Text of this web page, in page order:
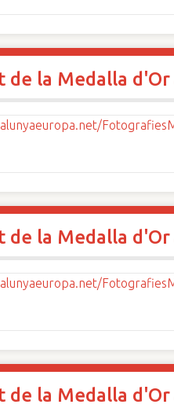
la Medalla d'Or
la Medalla d'Or
la Medalla d'Or